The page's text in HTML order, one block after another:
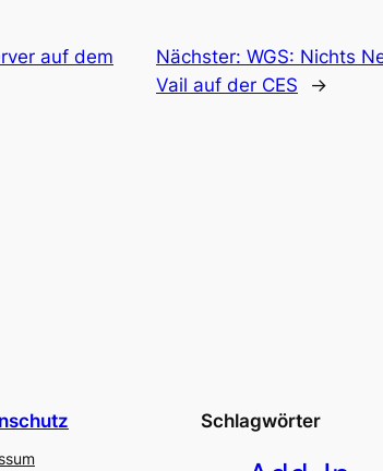
auf dem
Nächster: WGS: Nichts
Vail auf der CES
→
Schlagwörter